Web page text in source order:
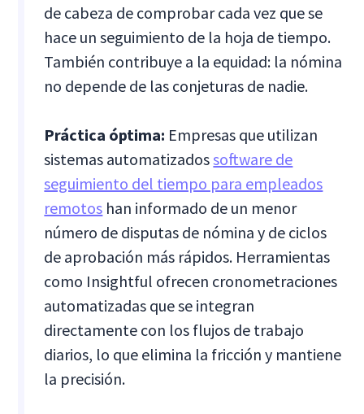
de cabeza de comprobar cada vez que se
hace un seguimiento de la hoja de tiempo.
También contribuye a la equidad: la nómina
no depende de las conjeturas de nadie.
Práctica óptima: Empresas que utilizan
sistemas automatizadossoftware de
seguimiento del tiempo para empleados
remotos han informado de un menor
número de disputas de nómina y de ciclos
de aprobación más rápidos. Herramientas
como Insightful ofrecen cronometraciones
automatizadas que se integran
directamente con los flujos de trabajo
diarios, lo que elimina la fricción y mantiene
la precisión.